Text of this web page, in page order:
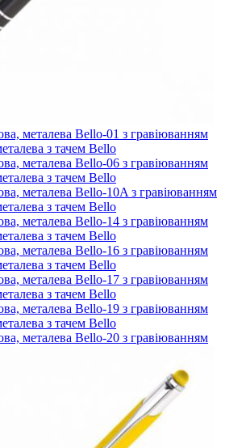
металева Bello-01 з гравіюванням
металева Bello-06 з гравіюванням
металева Bello-10A з гравіюванням
металева Bello-14 з гравіюванням
металева Bello-16 з гравіюванням
металева Bello-17 з гравіюванням
металева Bello-19 з гравіюванням
металева Bello-20 з гравіюванням